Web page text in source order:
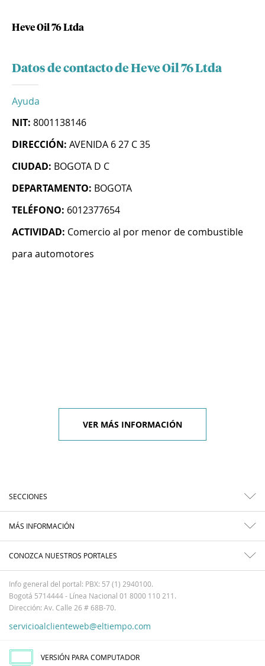
Heve Oil 76 Ltda
Datos de contacto de Heve Oil 76 Ltda
Ayuda
NIT: 8001138146
DIRECCIÓN: AVENIDA 6 27 C 35
CIUDAD: BOGOTA D C
DEPARTAMENTO: BOGOTA
TELÉFONO: 6012377654
ACTIVIDAD: Comercio al por menor de combustible
para automotores
VER MÁS INFORMACIÓN
SECCIONES
MÁS INFORMACIÓN
CONOZCA NUESTROS PORTALES
Info general del portal: PBX: 57 (1) 2940100.
Bogotá 5714444 - Línea Nacional 01 8000 110 211.
Dirección: Av. Calle 26 # 68B-70.
servicioalclienteweb@eltiempo.com
VERSIÓN PARA COMPUTADOR